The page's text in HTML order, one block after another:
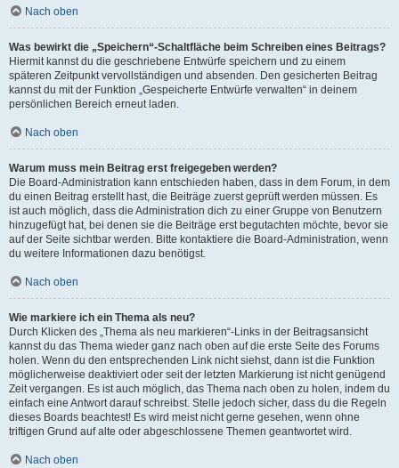
Nach oben
Was bewirkt die „Speichern“-Schaltfläche beim Schreiben eines Beitrags?
Hiermit kannst du die geschriebene Entwürfe speichern und zu einem
späteren Zeitpunkt vervollständigen und absenden. Den gesicherten Beitrag
kannst du mit der Funktion „Gespeicherte Entwürfe verwalten“ in deinem
persönlichen Bereich erneut laden.
Nach oben
Warum muss mein Beitrag erst freigegeben werden?
Die Board-Administration kann entschieden haben, dass in dem Forum, in dem
du einen Beitrag erstellt hast, die Beiträge zuerst geprüft werden müssen. Es
ist auch möglich, dass die Administration dich zu einer Gruppe von Benutzern
hinzugefügt hat, bei denen sie die Beiträge erst begutachten möchte, bevor sie
auf der Seite sichtbar werden. Bitte kontaktiere die Board-Administration, wenn
du weitere Informationen dazu benötigst.
Nach oben
Wie markiere ich ein Thema als neu?
Durch Klicken des „Thema als neu markieren“-Links in der Beitragsansicht
kannst du das Thema wieder ganz nach oben auf die erste Seite des Forums
holen. Wenn du den entsprechenden Link nicht siehst, dann ist die Funktion
möglicherweise deaktiviert oder seit der letzten Markierung ist nicht genügend
Zeit vergangen. Es ist auch möglich, das Thema nach oben zu holen, indem du
einfach eine Antwort darauf schreibst. Stelle jedoch sicher, dass du die Regeln
dieses Boards beachtest! Es wird meist nicht gerne gesehen, wenn ohne
triftigen Grund auf alte oder abgeschlossene Themen geantwortet wird.
Nach oben